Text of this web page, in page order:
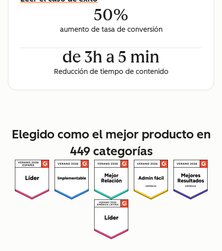
50%
aumento de tasa de conversión
de 3h a 5 min
Reducción de tiempo de contenido
Elegido como el mejor producto en
449 categorías